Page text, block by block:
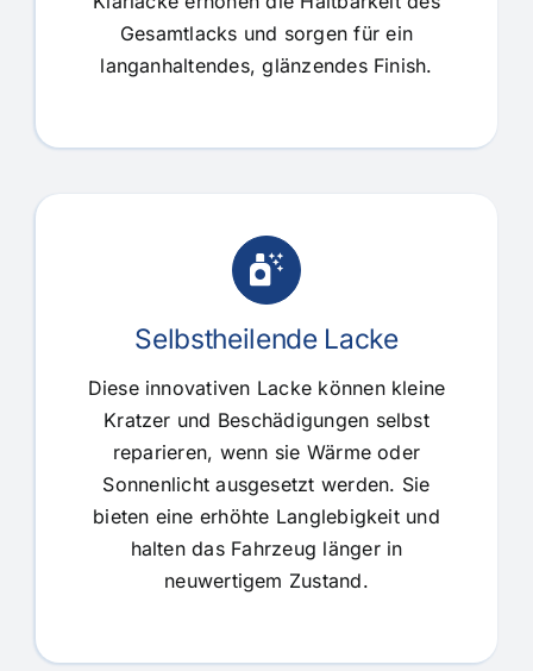
Gesamtlacks und sorgen für ein
langanhaltendes, glänzendes Finish.
Selbstheilende Lacke
Diese innovativen Lacke können kleine
Kratzer und Beschädigungen selbst
reparieren, wenn sie Wärme oder
Sonnenlicht ausgesetzt werden. Sie
bieten eine erhöhte Langlebigkeit und
halten das Fahrzeug länger in
neuwertigem Zustand.